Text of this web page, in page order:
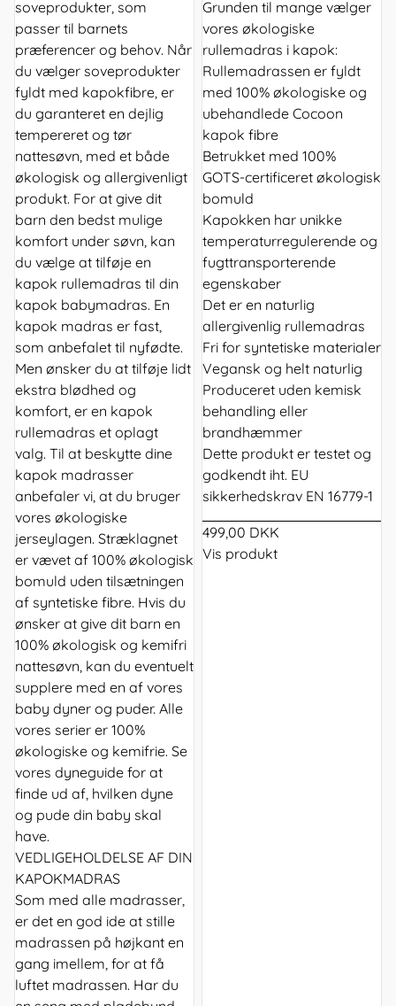
soveprodukter, som
passer til barnets
præferencer og behov. Når
du vælger soveprodukter
fyldt med kapokfibre, er
du garanteret en dejlig
tempereret og tør
nattesøvn, med et både
økologisk og allergivenligt
produkt. For at give dit
barn den bedst mulige
komfort under søvn, kan
du vælge at tilføje en
kapok rullemadras til din
kapok babymadras. En
kapok madras er fast,
som anbefalet til nyfødte.
Men ønsker du at tilføje lidt
ekstra blødhed og
komfort, er en kapok
rullemadras et oplagt
valg. Til at beskytte dine
kapok madrasser
anbefaler vi, at du bruger
vores økologiske
jerseylagen. Stræklagnet
er vævet af 100% økologisk
bomuld uden tilsætningen
af syntetiske fibre. Hvis du
ønsker at give dit barn en
100% økologisk og kemifri
nattesøvn, kan du eventuelt
supplere med en af vores
baby dyner og puder. Alle
vores serier er 100%
økologiske og kemifrie. Se
vores dyneguide for at
finde ud af, hvilken dyne
og pude din baby skal
have.
VEDLIGEHOLDELSE AF DIN
KAPOKMADRAS
Som med alle madrasser,
er det en god ide at stille
madrassen på højkant en
gang imellem, for at få
luftet madrassen. Har du
Grunden til mange vælger
vores økologiske
rullemadras i kapok:
Rullemadrassen er fyldt
med 100% økologiske og
ubehandlede Cocoon
kapok fibre
Betrukket med 100%
GOTS-certificeret økologisk
bomuld
Kapokken har unikke
temperaturregulerende og
fugttransporterende
egenskaber
Det er en naturlig
allergivenlig rullemadras
Fri for syntetiske materialer
Vegansk og helt naturlig
Produceret uden kemisk
behandling eller
brandhæmmer
Dette produkt er testet og
godkendt iht. EU
sikkerhedskrav EN 16779-1
499,00 DKK
Vis produkt